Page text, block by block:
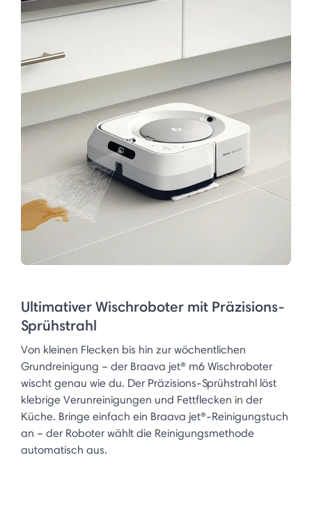
Ultimativer Wischroboter mit Präzisions-
Sprühstrahl
Von kleinen Flecken bis hin zur wöchentlichen
Grundreinigung – der Braava jet® m6 Wischroboter
wischt genau wie du. Der Präzisions-Sprühstrahl löst
klebrige Verunreinigungen und Fettflecken in der
Küche. Bringe einfach ein Braava jet®-Reinigungstuch
an – der Roboter wählt die Reinigungsmethode
automatisch aus.